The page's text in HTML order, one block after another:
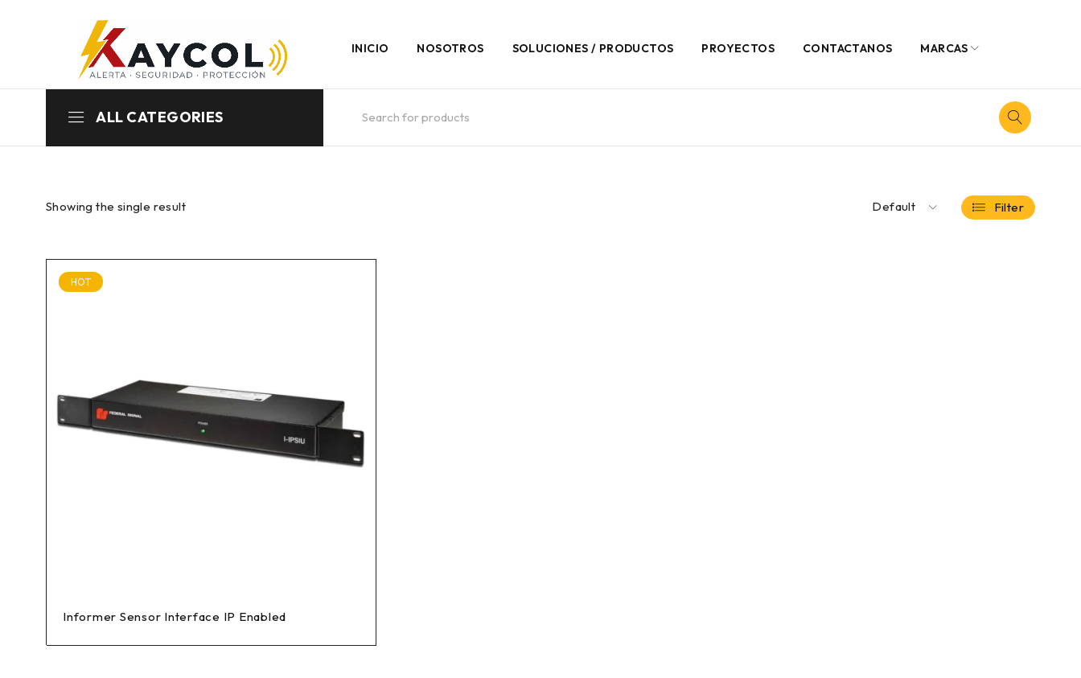
INICIO NOSOTROS SOLUCIONES / PRODUCTOS PROYECTOS CONTACTANOS MARCAS
ALL CATEGORIES
Showing the single result Default Filter
HOT
Informer Sensor Interface IP Enabled